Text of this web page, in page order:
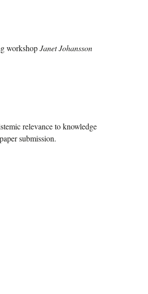
workshopJanet Johansson
relevance to knowledge
submission.